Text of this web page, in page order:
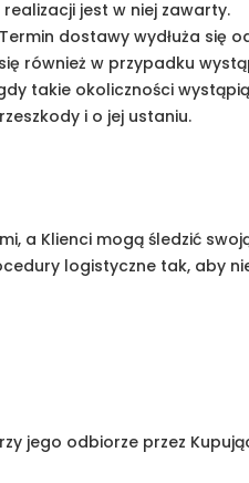
jest w niej zawarty.
dostawy wydłuża się
również w przypadku
takie okoliczności
i o jej ustaniu.
a Klienci mogą śledzić
logistyczne tak, aby
jego odbiorze przez